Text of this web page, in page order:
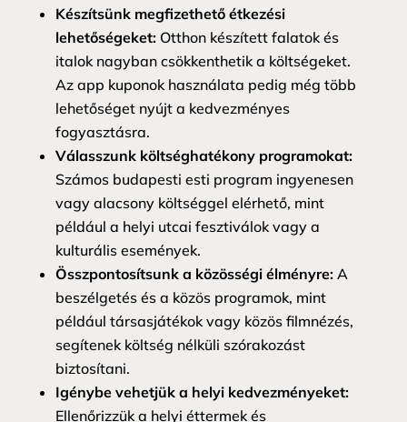
Készítsünk megfizethető étkezési
lehetőségeket:Otthon készített falatok és
italok nagyban csökkenthetik a költségeket.
Az app kuponok használata pedig még több
lehetőséget nyújt a kedvezményes
fogyasztásra.
Válasszunk költséghatékony programokat:
Számos budapesti esti program ingyenesen
vagy alacsony költséggel elérhető, mint
például a helyi utcai fesztiválok vagy a
kulturális események.
Összpontosítsunk a közösségi élményre:A
beszélgetés és a közös programok, mint
például társasjátékok vagy közös filmnézés,
segítenek költség nélküli szórakozást
biztosítani.
Igénybe vehetjük a helyi kedvezményeket:
Ellenőrizzük a helyi éttermek és